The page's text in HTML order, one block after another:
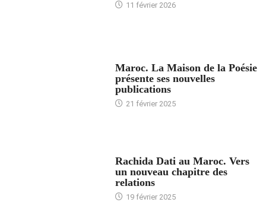
11 février 2026
Maroc. La Maison de la Poésie
présente ses nouvelles
publications
21 février 2025
Rachida Dati au Maroc. Vers
un nouveau chapitre des
relations
19 février 2025